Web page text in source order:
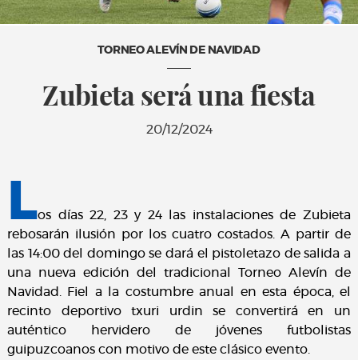
TORNEO ALEVÍN DE NAVIDAD
Zubieta será una fiesta
20/12/2024
Los días 22, 23 y 24 las instalaciones de Zubieta
rebosarán ilusión por los cuatro costados. A partir de
las 14:00 del domingo se dará el pistoletazo de salida a
una nueva edición del tradicional Torneo Alevín de
Navidad. Fiel a la costumbre anual en esta época, el
recinto deportivo txuri urdin se convertirá en un
auténtico hervidero de jóvenes futbolistas
guipuzcoanos con motivo de este clásico evento.